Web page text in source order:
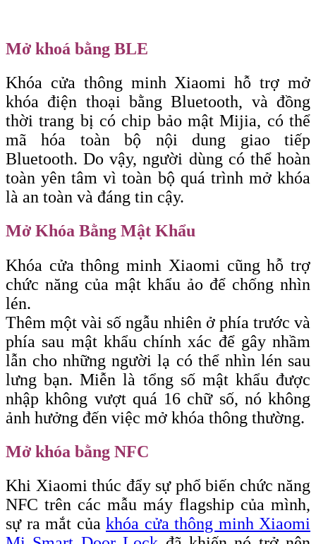
Mở khoá bằng BLE
Khóa cửa thông minh Xiaomi hỗ trợ mở
khóa điện thoại bằng Bluetooth, và đồng
thời trang bị có chip bảo mật Mijia, có thể
mã hóa toàn bộ nội dung giao tiếp
Bluetooth. Do vậy, người dùng có thể hoàn
toàn yên tâm vì toàn bộ quá trình mở khóa
là an toàn và đáng tin cậy.
Mở Khóa Bằng Mật Khẩu
Khóa cửa thông minh Xiaomi cũng hỗ trợ
chức năng của mật khẩu ảo để chống nhìn
lén.
Thêm một vài số ngẫu nhiên ở phía trước và
phía sau mật khẩu chính xác để gây nhầm
lẫn cho những người lạ có thể nhìn lén sau
lưng bạn. Miễn là tổng số mật khẩu được
nhập không vượt quá 16 chữ số, nó không
ảnh hưởng đến việc mở khóa thông thường.
Mở khóa bằng NFC
Khi Xiaomi thúc đẩy sự phổ biến chức năng
NFC trên các mẫu máy flagship của mình,
sự ra mắt của khóa cửa thông minh Xiaomi